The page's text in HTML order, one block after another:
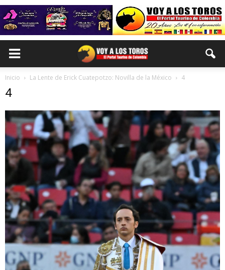
Inicio La Lente de Erick Cuatepotzo: Novilla de la México 4
4